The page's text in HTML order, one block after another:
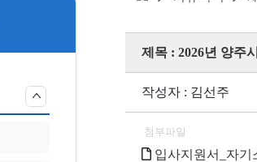
제목 : 2026년 양주
작성자 : 김선주
첨부파일
입사지원서_자기